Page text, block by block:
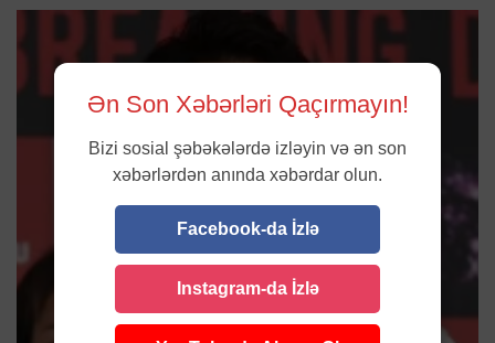
Ən Son Xəbərləri Qaçırmayın!
Bizi sosial şəbəkələrdə izləyin və ən son
xəbərlərdən anında xəbərdar olun.
Facebook-da İzlə
Instagram-da İzlə